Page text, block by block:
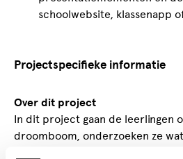
schoolwebsite, klassenapp
Projectspecifieke informatie
Over dit project
In dit project gaan de leerlingen
droomboom, onderzoeken ze